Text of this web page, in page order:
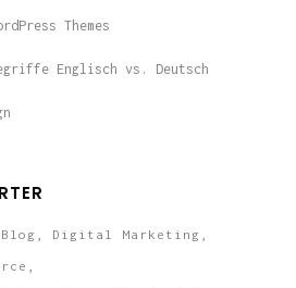
Themes
Englisch vs. Deutsch
Digital Marketing